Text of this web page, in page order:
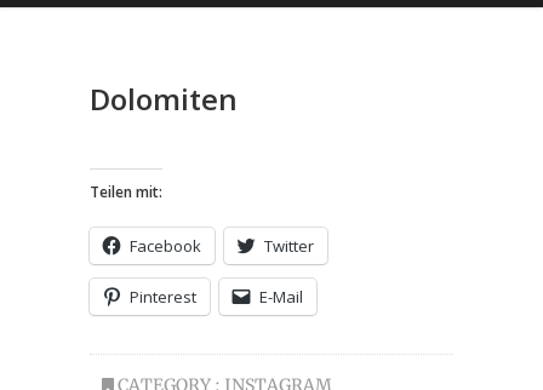
Dolomiten
Teilen mit:
Facebook Twitter
Pinterest E-Mail
CATEGORY : INSTAGRAM